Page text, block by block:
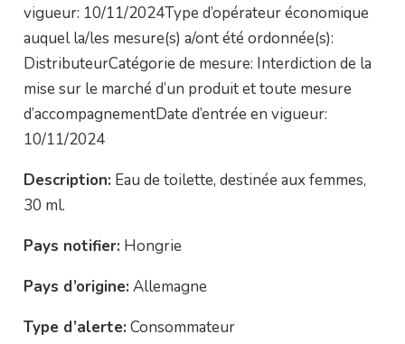
vigueur: 10/11/2024Type d’opérateur économique
auquel la/les mesure(s) a/ont été ordonnée(s):
DistributeurCatégorie de mesure: Interdiction de la
mise sur le marché d’un produit et toute mesure
d’accompagnementDate d’entrée en vigueur:
10/11/2024
Description: Eau de toilette, destinée aux femmes,
30 ml.
Pays notifier: Hongrie
Pays d’origine: Allemagne
Type d’alerte: Consommateur